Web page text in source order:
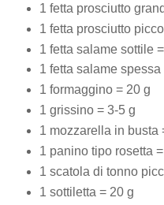
1 fetta prosciutto
1 fetta prosciutto
1 fetta salame sottile
1 fetta salame spessa
1 formaggino = 20 g
1 grissino = 3-5 g
1 mozzarella in busta
1 panino tipo rosetta
1 scatola di tonno
1 sottiletta = 20 g